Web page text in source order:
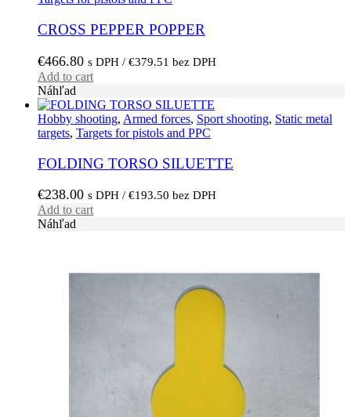
CROSS PEPPER POPPER
€466.80 s DPH / €379.51 bez DPH
Add to cart
Náhľad
Hobby shooting, Armed forces, Sport shooting, Static metal
targets, Targets for pistols and PPC
FOLDING TORSO SILUETTE
€238.00 s DPH / €193.50 bez DPH
Add to cart
Náhľad